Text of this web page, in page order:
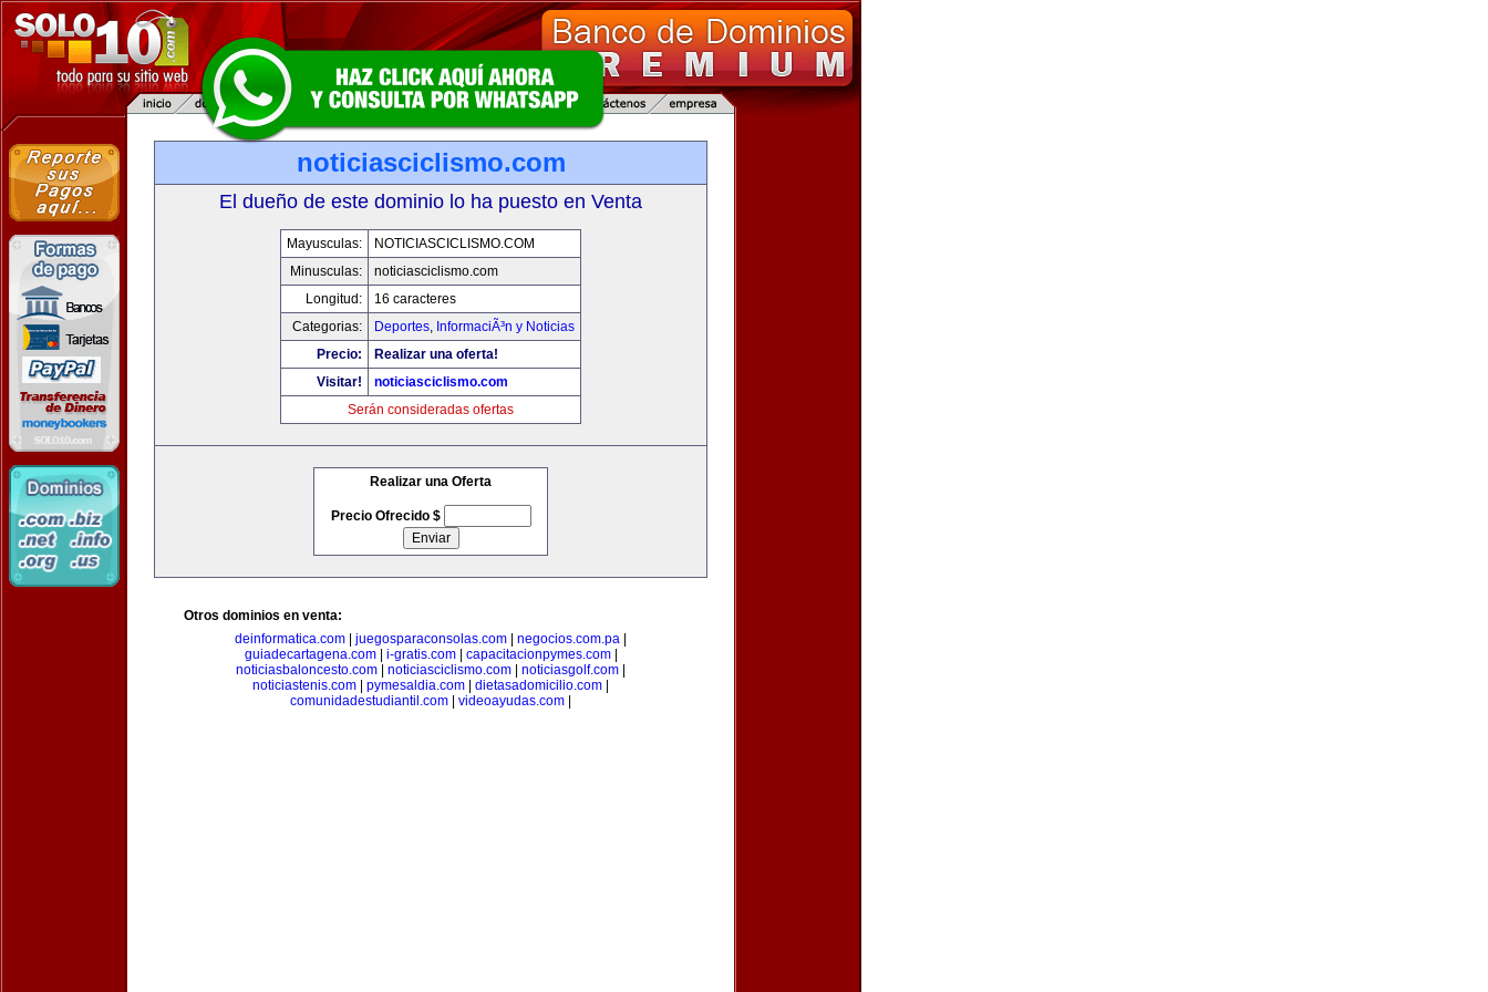
noticiasciclismo.com
El dueño de este dominio lo ha puesto en Venta
Mayusculas:
NOTICIASCICLISMO.COM
Minusculas:
noticiasciclismo.com
Longitud:
16 caracteres
Categorias:
Deportes, InformaciÃ³n y Noticias
Precio:
Realizar una oferta!
Visitar!
noticiasciclismo.com
Serán consideradas ofertas
Realizar una Oferta
Precio Ofrecido $
Otros dominios en venta:
deinformatica.com
juegosparaconsolas.com negocios.com.pa
guiadecartagena.com| i-gratis.com| capacitacionpymes.com|
noticiasbaloncesto.com
noticiasciclismo.com noticiasgolf.com
noticiastenis.com
pymesaldia.com dietasadomicilio.com
comunidadestudiantil.com
videoayudas.com